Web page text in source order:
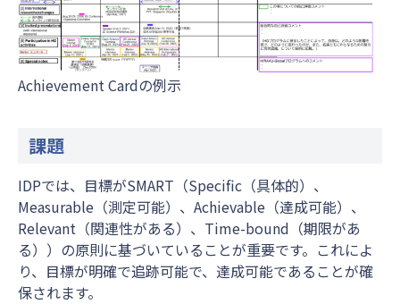
Achievement Cardの例示
課題
IDPでは、目標がSMART（Specific（具体的）、
Measurable（測定可能）、Achievable（達成可能）、
Relevant（関連性がある）、Time-bound（期限があ
る））の原則に基づいていることが重要です。これによ
り、目標が明確で追跡可能で、達成可能であることが確
保されます。